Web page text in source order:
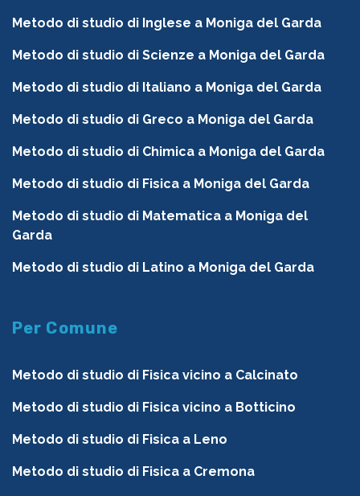
Metodo di studio di Inglese a Moniga del Garda
Metodo di studio di Scienze a Moniga del Garda
Metodo di studio di Italiano a Moniga del Garda
Metodo di studio di Greco a Moniga del Garda
Metodo di studio di Chimica a Moniga del Garda
Metodo di studio di Fisica a Moniga del Garda
Metodo di studio di Matematica a Moniga del
Garda
Metodo di studio di Latino a Moniga del Garda
Per Comune
Metodo di studio di Fisica vicino a Calcinato
Metodo di studio di Fisica vicino a Botticino
Metodo di studio di Fisica a Leno
Metodo di studio di Fisica a Cremona